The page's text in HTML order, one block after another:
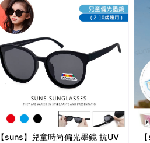
【suns】兒童時尚偏光墨鏡 抗UV